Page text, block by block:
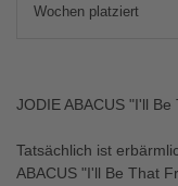
Wochen platziert
JODIE ABACUS "I'll
Tatsächlich ist
ABACUS "I'll Be That